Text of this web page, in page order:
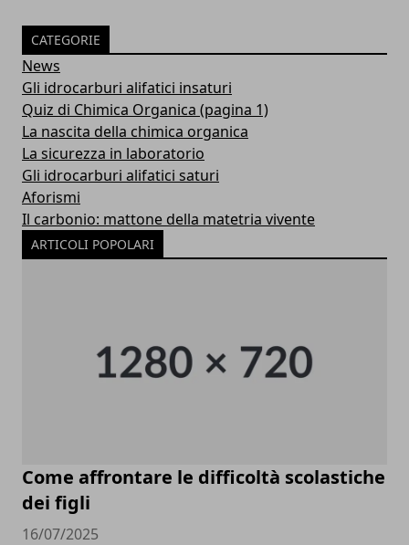
CATEGORIE
News
Gli idrocarburi alifatici insaturi
Quiz di Chimica Organica (pagina 1)
La nascita della chimica organica
La sicurezza in laboratorio
Gli idrocarburi alifatici saturi
Aforismi
Il carbonio: mattone della matetria vivente
ARTICOLI POPOLARI
Come affrontare le difficoltà scolastiche
dei figli
16/07/2025